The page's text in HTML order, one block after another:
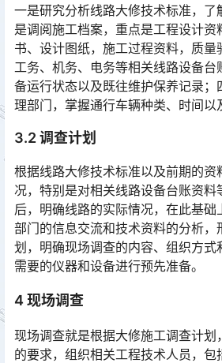
一是研究分析线路大修技术标准，了
是调阅施工档案，重点是工程设计资
书、设计图纸，施工过程资料，质量
工务、机务、电务等相关线路设备台
备运行状态以及既往维护保养记录；
理部门，掌握通行车辆种类、时间以
3.2 调查计划
根据线路大修技术标准以及前期的资
况，特别是对相关线路设备台账资料
后，明确线路的实际情况，在此基础
部门的信息交流和技术资料的分析，
划，明确现场调查的内容、组织方式
需要的仪器和设备进行预先准备。󠅅󠅃󠄵󠅂󠄪󠇖󠆨󠆨󠇕󠆞󠆒󠅬󠇘󠆭󠆘󠇙󠆝󠅵󠇗󠆭󠆁󠄐󠇗󠅹󠅸󠇖󠆍󠅳󠇖󠅹󠅰󠇖󠆌󠅹
4 现场调查
现场调查就是根据大修施工调查计划
的要求，组织相关工程技术人员，包